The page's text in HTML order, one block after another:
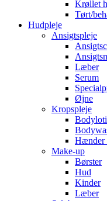
Krøllet
Tørt/
Hudpleje
Ansigtspleje
Læber
Serum
Øjne
Kropspleje
Hænder
Make-up
Børster
Hud
Kinder
Læber